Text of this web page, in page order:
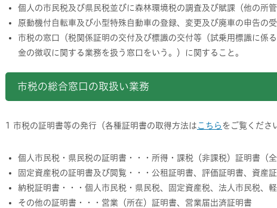
個人の市民税及び県民税並びに森林環境税の調査及び賦課（他の所
原動機付自転車及び小型特殊自動車の登録、変更及び廃車の申告の
市税の窓口（税関係証明の交付及び標識の交付等（試乗用標識に係
金の徴収に関する業務を扱う窓口をいう。）に関すること。
市税の総合窓口の取扱い業務
1 市税の証明書等の発行（各種証明書の取得方法は こちら をご覧くださ
個人市民税・県民税の証明書・・・所得・課税（非課税）証明書（
固定資産税の証明書及び閲覧・・・公租証明書、評価証明書、資産
納税証明書・・・個人市民税・県民税、固定資産税、法人市民税、
その他の証明書・・・営業（所在）証明書、営業届出済証明書